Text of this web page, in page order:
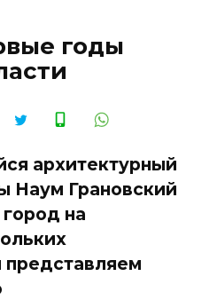
годы
архитектурный
Наум Грановский
на